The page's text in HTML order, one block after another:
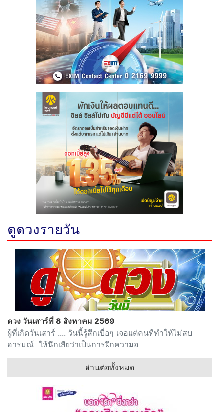
ดูดวงรายวัน
ดวง วันเสาร์ที่ 8 สิงหาคม 2569
ผู้ที่เกิดวันเสาร์ .... วันนี้รู้สึกเบื่อๆ เจอแต่คนที่ทำให้ไม่สบ
อารมณ์ ให้นึกเสียว่าเป็นการฝึกความอ
อ่านต่อทั้งหมด